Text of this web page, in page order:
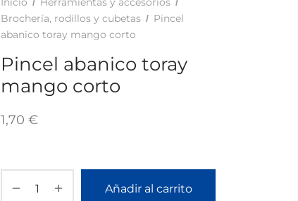
Brochería, rodillos y cubetas / Pincel
abanico toray mango corto
Pincel abanico toray
mango corto
1,70 €
Añadir al carrito